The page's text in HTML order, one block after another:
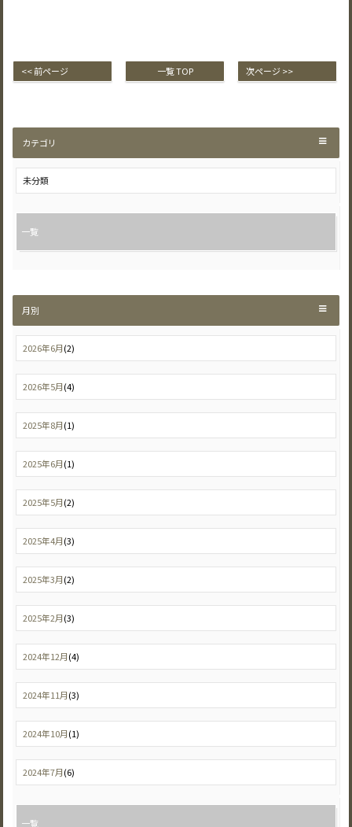
<< 前ページ 一覧 TOP 次ページ >>
カテゴリ
未分類
一覧
月別
2026年6月(2)
2026年5月(4)
2025年8月(1)
2025年6月(1)
2025年5月(2)
2025年4月(3)
2025年3月(2)
2025年2月(3)
2024年12月(4)
2024年11月(3)
2024年10月(1)
2024年7月(6)
一覧